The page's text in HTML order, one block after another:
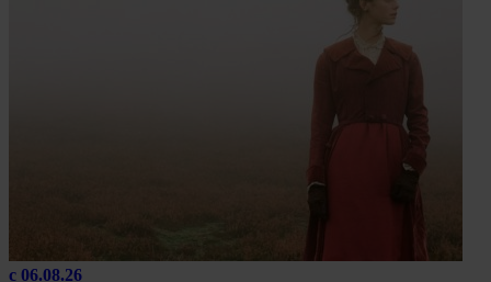
с 06.08.26